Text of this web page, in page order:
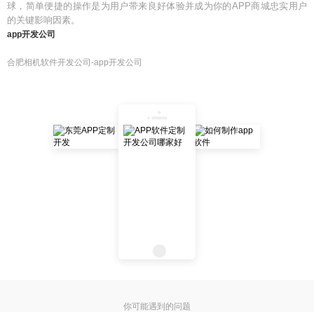
球，简单便捷的操作是为用户带来良好体验并成为你的APP商城忠实用户
的关键影响因素。
app开发公司
合肥相机软件开发公司-app开发公司
你可能遇到的问题